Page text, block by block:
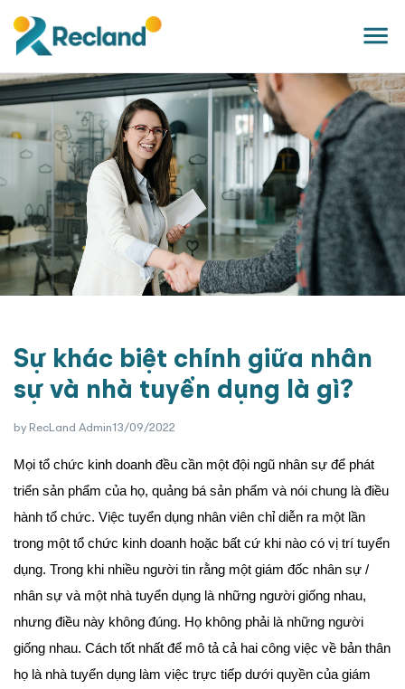
Sự khác biệt chính giữa nhân
sự và nhà tuyển dụng là gì?
by RecLand Admin13/09/2022
Mọi tổ chức kinh doanh đều cần một đội ngũ nhân sự để phát
triển sản phẩm của họ, quảng bá sản phẩm và nói chung là điều
hành tổ chức. Việc tuyển dụng nhân viên chỉ diễn ra một lần
trong một tổ chức kinh doanh hoặc bất cứ khi nào có vị trí tuyển
dụng. Trong khi nhiều người tin rằng một giám đốc nhân sự /
nhân sự và một nhà tuyển dụng là những người giống nhau,
nhưng điều này không đúng. Họ không phải là những người
giống nhau. Cách tốt nhất để mô tả cả hai công việc về bản thân
họ là nhà tuyển dụng làm việc trực tiếp dưới quyền của giám